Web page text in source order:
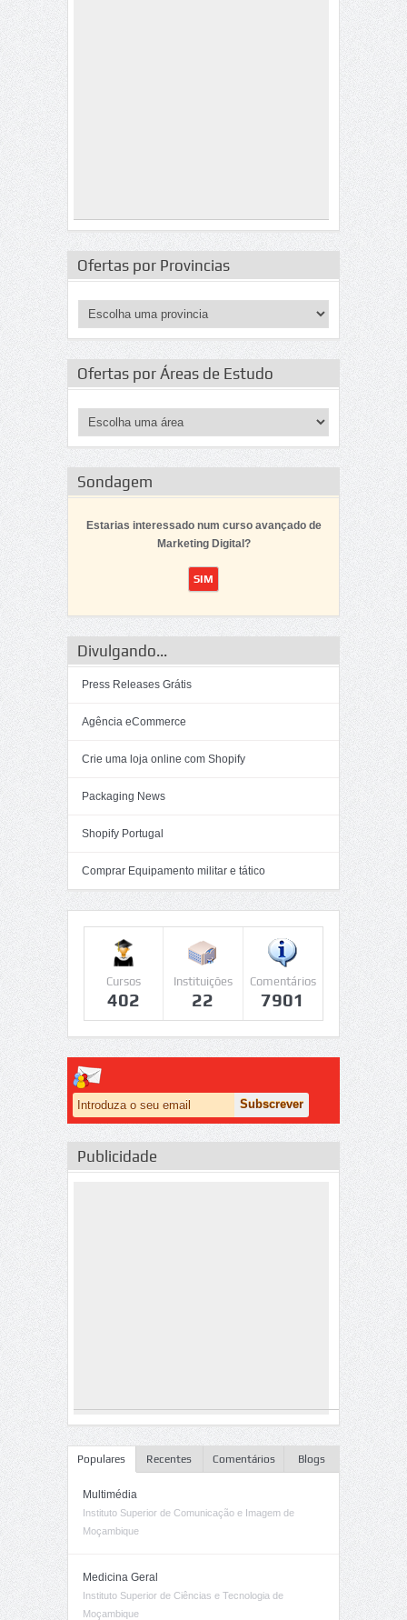
Ofertas por Provincias
Ofertas por Áreas de Estudo
Sondagem
Estarias interessado num curso avançado de
Marketing Digital?
Divulgando...
Press Releases Grátis
Agência eCommerce
Crie uma loja online com Shopify
Packaging News
Shopify Portugal
Comprar Equipamento militar e tático
Cursos
402
Instituições
22
Comentários
7901
Publicidade
Populares Recentes Comentários Blogs
Multimédia
Instituto Superior de Comunicação e Imagem de
Moçambique
Medicina Geral
Instituto Superior de Ciências e Tecnologia de
Moçambique